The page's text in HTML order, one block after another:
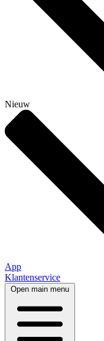
Nieuw
App
Klantenservice
Open main menu